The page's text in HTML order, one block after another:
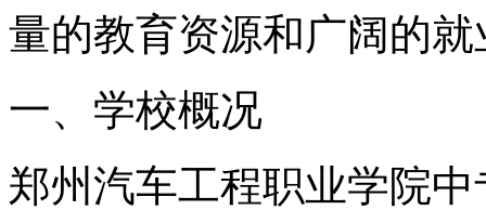
量的教育资源和广阔的
一、学校概况
郑州汽车工程职业学院